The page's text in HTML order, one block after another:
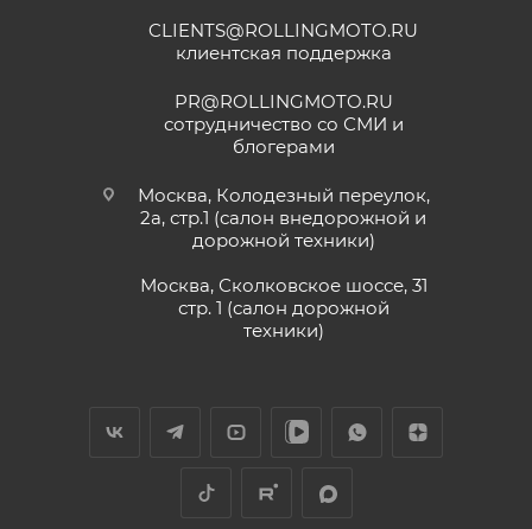
CLIENTS@ROLLINGMOTO.RU
клиентская поддержка
PR@ROLLINGMOTO.RU
сотрудничество со СМИ и
блогерами
Москва, Колодезный переулок,
2а, стр.1 (салон внедорожной и
дорожной техники)
Москва, Сколковское шоссе, 31
стр. 1 (салон дорожной
техники)